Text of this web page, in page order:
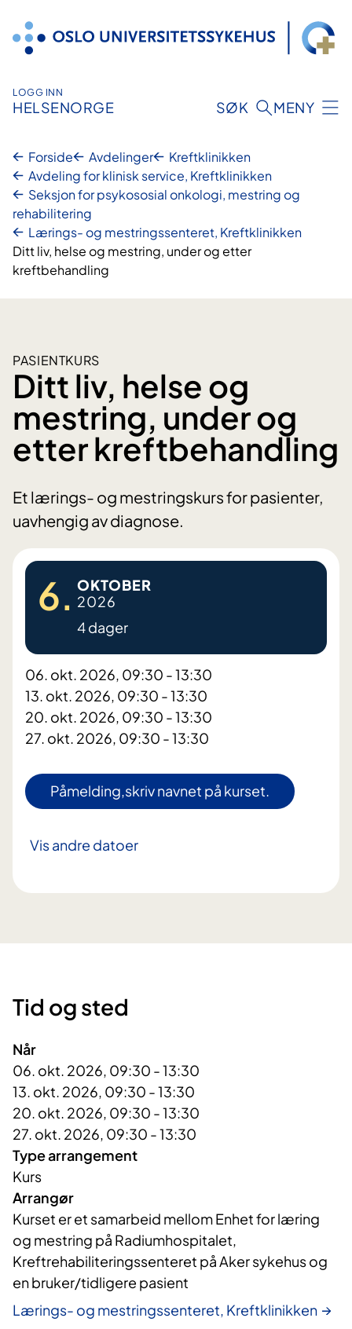
innhold
LOGG INN
HELSENORGE SØK MENY
Forside Avdelinger
Kreftklinikken
Avdeling for klinisk service, Kreftklinikken
Seksjon for psykososial onkologi, mestring og
rehabilitering
Lærings- og mestringssenteret, Kreftklinikken
Ditt liv, helse og mestring, under og etter
kreftbehandling
PASIENTKURS
Ditt liv, helse og
mestring, under og
etter kreftbehandling
Et lærings- og mestringskurs for pasienter,
uavhengig av diagnose.
6. OKTOBER
2026
4 dager
06. okt. 2026, 09:30 - 13:30
13. okt. 2026, 09:30 - 13:30
20. okt. 2026, 09:30 - 13:30
27. okt. 2026, 09:30 - 13:30
Påmelding,skriv navnet på kurset.
Vis andre datoer
Tid og sted
Når
06. okt. 2026, 09:30 - 13:30
13. okt. 2026, 09:30 - 13:30
20. okt. 2026, 09:30 - 13:30
27. okt. 2026, 09:30 - 13:30
Type arrangement
Kurs
Arrangør
Kurset er et samarbeid mellom Enhet for læring
og mestring på Radiumhospitalet,
Kreftrehabiliteringssenteret på Aker sykehus og
en bruker/tidligere pasient
Lærings- og mestringssenteret, Kreftklinikken